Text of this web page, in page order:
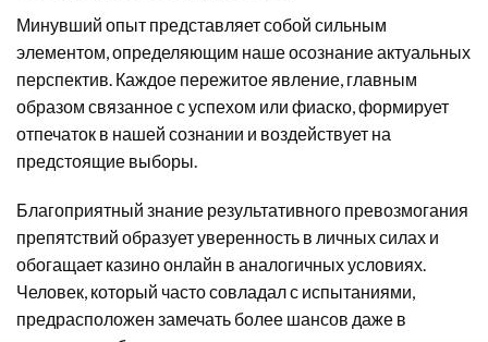
Минувший опыт представляет собой сильным
элементом, определяющим наше осознание актуальных
перспектив. Каждое пережитое явление, главным
образом связанное с успехом или фиаско, формирует
отпечаток в нашей сознании и воздействует на
предстоящие выборы.
Благоприятный знание результативного превозмогания
препятствий образует уверенность в личных силах и
обогащает казино онлайн в аналогичных условиях.
Человек, который часто совладал с испытаниями,
предрасположен замечать более шансов даже в